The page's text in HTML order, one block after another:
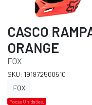
CASCO
ORANGE
FOX
SKU: 191972500510
FOX
Pocas Unidades.